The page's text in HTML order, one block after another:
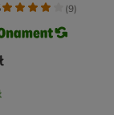
(9)